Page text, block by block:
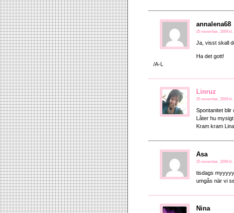
annalena68
25 november, 2009 kl.
Ja, visst skall
Ha det gott!
/A-L
Linruz
25 november, 2009 kl.
Spontanitet blir
Låter hu
Kram kram Lina
Asa
25 november, 2009 kl.
tisdags
umgås när vi
Nina